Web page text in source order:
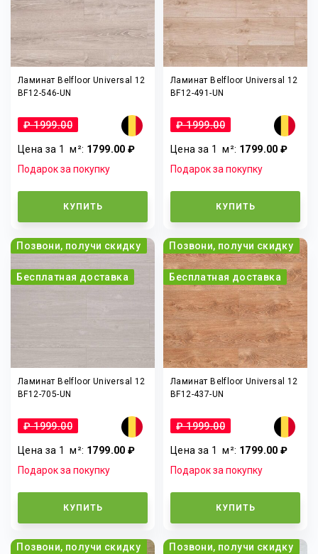
Ламинат Belfloor Universal 12
BF12-546-UN
₽ 1999.00
Цена за 1м²: 1799.00 ₽
Подарок за покупку
КУПИТЬ
Ламинат Belfloor Universal 12
BF12-491-UN
₽ 1999.00
Цена за 1м²: 1799.00 ₽
Подарок за покупку
КУПИТЬ
Позвони, получи скидку
Бесплатная доставка
Ламинат Belfloor Universal 12
BF12-705-UN
₽ 1999.00
Цена за 1м²: 1799.00 ₽
Подарок за покупку
КУПИТЬ
Позвони, получи скидку
Бесплатная доставка
Ламинат Belfloor Universal 12
BF12-437-UN
₽ 1999.00
Цена за 1м²: 1799.00 ₽
Подарок за покупку
КУПИТЬ
Позвони, получи скидку Позвони, получи скидку